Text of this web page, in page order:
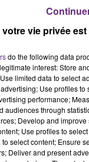
personnes en
composer le
«115», appel
vie privée
do the following data
interest: Store
limited data to select
Use profiles to
performance;
audiences through
Develop and
Use profiles to
select content; Ensure
Deliver and present